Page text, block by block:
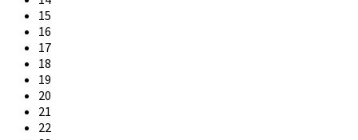
15
16
17
18
19
20
21
22